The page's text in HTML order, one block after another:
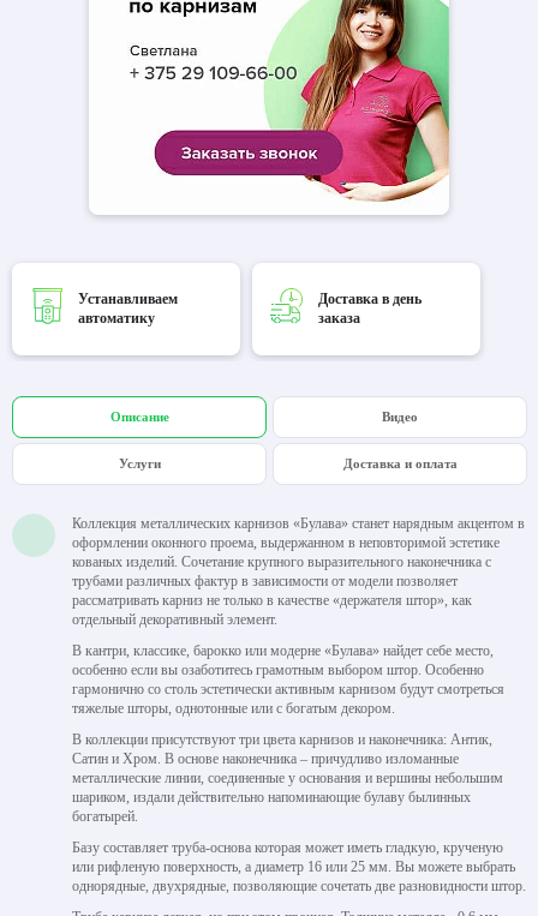
Устанавливаем
автоматику
Доставка в день
заказа
Описание Видео
Услуги Доставка и оплата
Коллекция металлических карнизов «Булава» станет нарядным акцентом в
оформлении оконного проема, выдержанном в неповторимой эстетике
кованых изделий. Сочетание крупного выразительного наконечника с
трубами различных фактур в зависимости от модели позволяет
рассматривать карниз не только в качестве «держателя штор», как
отдельный декоративный элемент.
В кантри, классике, барокко или модерне «Булава» найдет себе место,
особенно если вы озаботитесь грамотным выбором штор. Особенно
гармонично со столь эстетически активным карнизом будут смотреться
тяжелые шторы, однотонные или с богатым декором.
В коллекции присутствуют три цвета карнизов и наконечника: Антик,
Сатин и Хром. В основе наконечника – причудливо изломанные
металлические линии, соединенные у основания и вершины небольшим
шариком, издали действительно напоминающие булаву былинных
богатырей.
Базу составляет труба-основа которая может иметь гладкую, крученую
или рифленую поверхность, а диаметр 16 или 25 мм. Вы можете выбрать
однорядные, двухрядные, позволяющие сочетать две разновидности штор.